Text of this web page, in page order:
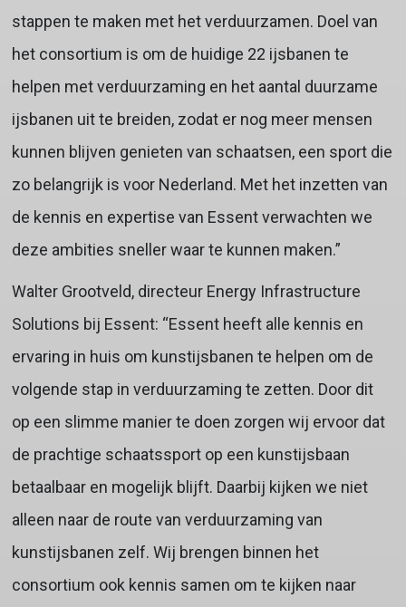
stappen te maken met het verduurzamen. Doel van
het consortium is om de huidige 22 ijsbanen te
helpen met verduurzaming en het aantal duurzame
ijsbanen uit te breiden, zodat er nog meer mensen
kunnen blijven genieten van schaatsen, een sport die
zo belangrijk is voor Nederland. Met het inzetten van
de kennis en expertise van Essent verwachten we
deze ambities sneller waar te kunnen maken.”
Walter Grootveld, directeur Energy Infrastructure
Solutions bij Essent: “Essent heeft alle kennis en
ervaring in huis om kunstijsbanen te helpen om de
volgende stap in verduurzaming te zetten. Door dit
op een slimme manier te doen zorgen wij ervoor dat
de prachtige schaatssport op een kunstijsbaan
betaalbaar en mogelijk blijft. Daarbij kijken we niet
alleen naar de route van verduurzaming van
kunstijsbanen zelf. Wij brengen binnen het
consortium ook kennis samen om te kijken naar